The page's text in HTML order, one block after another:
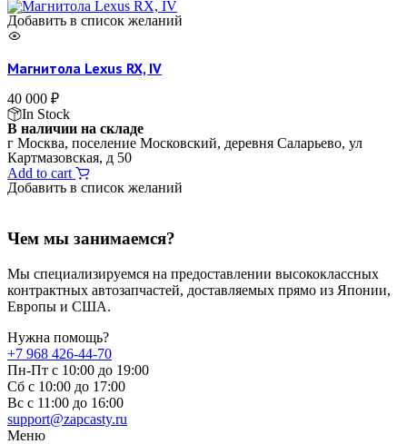
Добавить в список желаний
Магнитола Lexus RX, IV
40 000 ₽
In Stock
В наличии на складе
г Москва, поселение Московский, деревня Саларьево, ул
Картмазовская, д 50
Add to cart
Добавить в список желаний
Чем мы занимаемся?
Мы специализируемся на предоставлении высококлассных
контрактных автозапчастей, доставляемых прямо из Японии,
Европы и США.
Нужна помощь?
+7 968 426-44-70
Пн-Пт с 10:00 до 19:00
Сб с 10:00 до 17:00
Вс c 11:00 до 16:00
support@zapcasty.ru
Меню